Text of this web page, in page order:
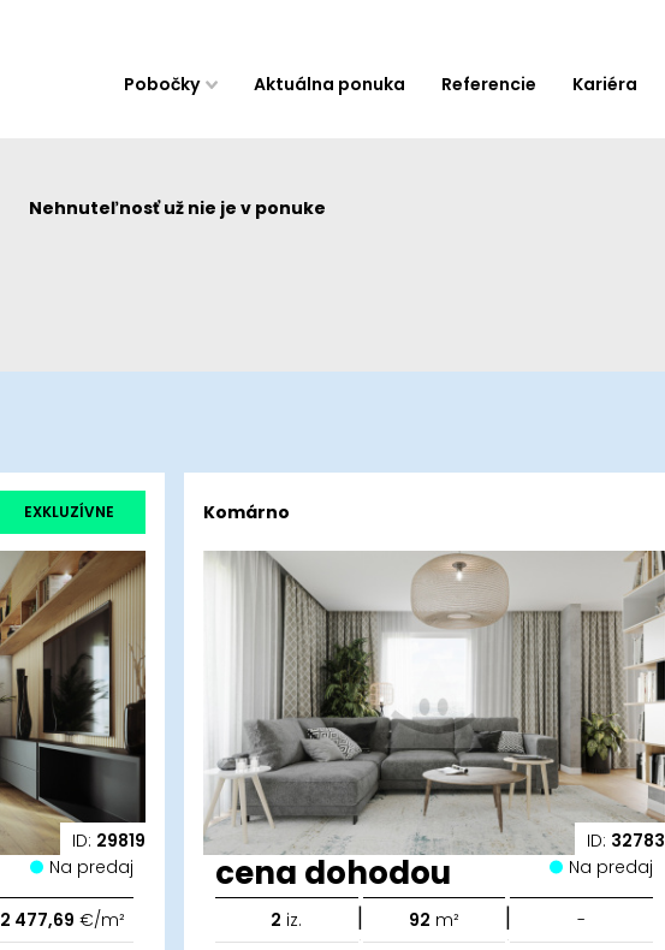
Pobočky Aktuálna ponuka Referencie Kariéra
Nehnuteľnosť už nie je v ponuke
ID: 29819
EXKLUZÍVNE
Na predaj
2 477,69 €/m²
ID: 32783
Komárno
cena dohodou Na predaj
2 iz. | 92 m² | -